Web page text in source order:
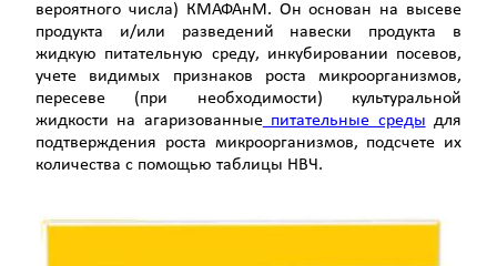
вероятного числа) КМАФАнМ. Он основан на высеве
продукта и/или разведений навески продукта в
жидкую питательную среду, инкубировании посевов,
учете видимых признаков роста микроорганизмов,
пересеве (при необходимости) культуральной
жидкости на агаризованныепитательные среды для
подтверждения роста микроорганизмов, подсчете их
количества с помощью таблицы НВЧ.